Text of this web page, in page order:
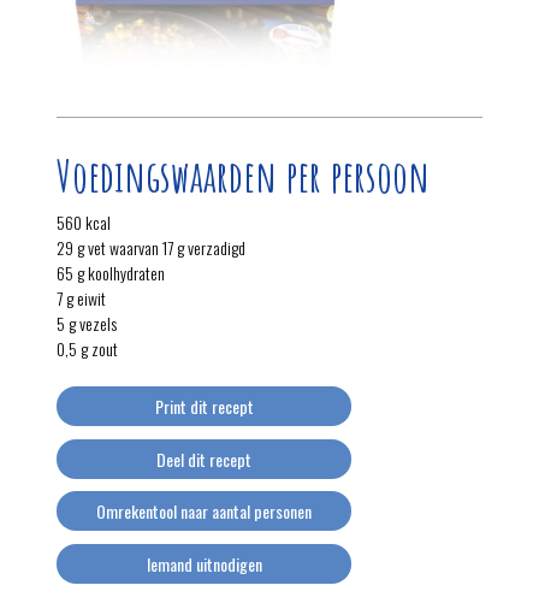
Voedingswaarden per persoon
560 kcal
29 g vet waarvan 17 g verzadigd
65 g koolhydraten
7 g eiwit
5 g vezels
0,5 g zout
Print dit recept
Deel dit recept
Omrekentool naar aantal personen
Iemand uitnodigen